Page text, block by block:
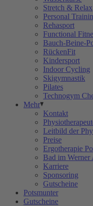
Stretch & Relax
Personal
Rehasport
Functional
Bauch-Beine-
RückenFit
Kindersport
Indoor Cycling
Skigymnastik
Pilates
Technogym
Mehr
Kontakt
Leitbild der
Preise
Ergotherapie
Bad im Werner
Karriere
Sponsoring
Gutscheine
Potsmunter
Gutscheine